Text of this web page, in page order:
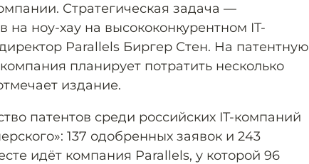
Стратегическая задача —
на ноу-хау на высококонкурентном IT-
Parallels Биргер Стен. На патентную
планирует потратить несколько
издание.
патентов среди российских IT-компаний
137 одобренных заявок и 243
идёт компания Parallels, у которой 96